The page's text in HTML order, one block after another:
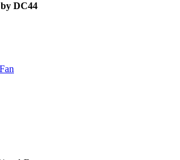
by DC44